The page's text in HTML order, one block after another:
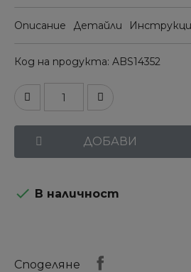
Описание Детайли
Код на продукта ABS14352
ДОБАВИ
 В наличност
Споделяне